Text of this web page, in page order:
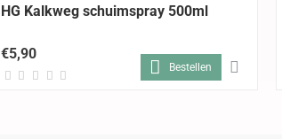
HG Kalkweg schuimspray 500ml
€5,90
Bestellen